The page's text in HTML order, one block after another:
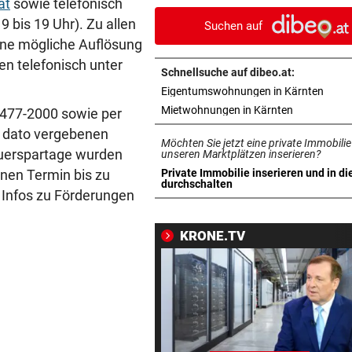
sowie telefonisch
bis 19 Uhr). Zu allen
mögliche Auflösung
telefonisch unter
2000 sowie per
vergebenen
wurden
Termin bis zu
zu Förderungen
Tormann gefunden
AM WEG ZUR WILDSPITZE vor
Bergsteiger stürzte 20 Meter
Gletscherspalte ab
CLOUD, KI & DATEN:
Wem gehört Österreichs
Zukunft?
FÖHRENWALD IN FLAMMEN
gegen Inferno
BEI RONALDINHO-BESUCH vor 6
Nächster Brasilien-Star
den Wörthersee
DANK MEGA-ABLÖSE vor
Suchen auf
Schnellsuche auf dibeo.at:
Eigentumswohnungen in Kärnten
Mietwohnungen in Kärnten
Möchten Sie jetzt eine private
unseren Marktplätzen inserieren?
Private Immobilie inserieren und in
durchschalten
in neuem Tab öffnen
KRONE.TV